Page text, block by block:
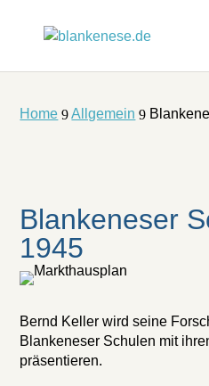
Home 9 Allgemein 9
Blankeneser
1945
Bernd Keller wird seine
Blankeneser Schulen mit
präsentieren.